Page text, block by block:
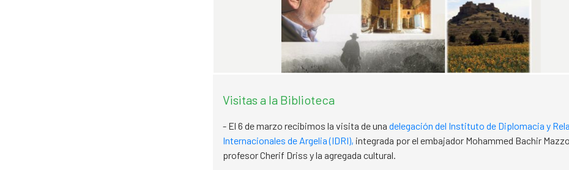
Visitas a la Biblioteca
- El 6 de marzo recibimos la visita de una delegación del Instituto de Diplomacia y
Internacionales de Argelia (IDRI), integrada por el embajador Mohammed Bachir
profesor Cherif Driss y la agregada cultural.